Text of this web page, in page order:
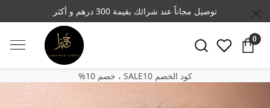
توصيل مجاناً عند شرائك بقيمة 300 درهم و أكثر
0
‎%‎خصم 10 ، SALE10 كود الخصم